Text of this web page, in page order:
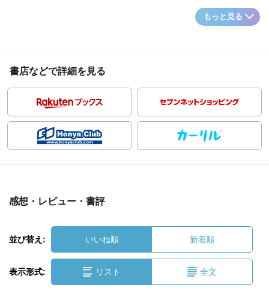
もっと見る
書店などで詳細を見る
感想・レビュー・書評
並び替え: いいね順 新着順
表示形式: リスト 全文